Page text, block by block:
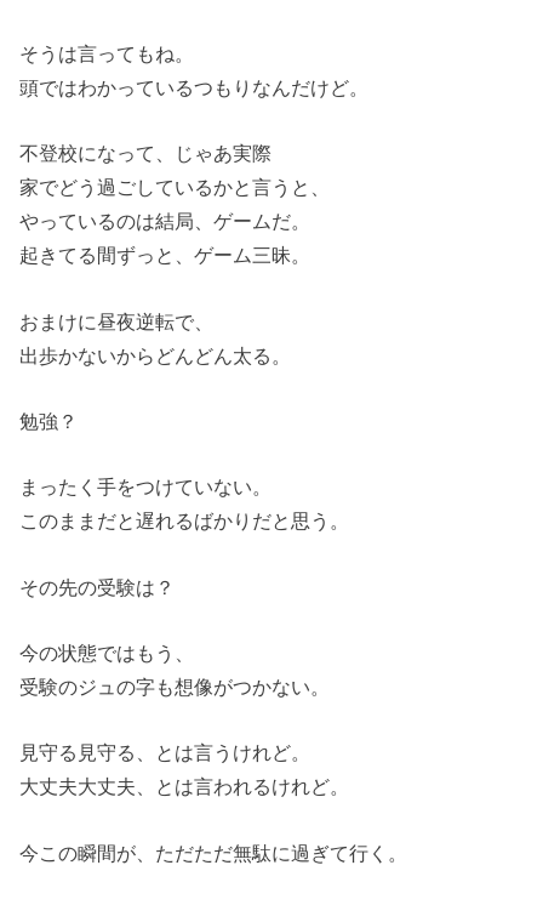
そうは言ってもね。
頭ではわかっているつもりなんだけど。
不登校になって、じゃあ実際
家でどう過ごしているかと言うと、
やっているのは結局、ゲームだ。
起きてる間ずっと、ゲーム三昧。
おまけに昼夜逆転で、
出歩かないからどんどん太る。
勉強？
まったく手をつけていない。
このままだと遅れるばかりだと思う。
その先の受験は？
今の状態ではもう、
受験のジュの字も想像がつかない。
見守る見守る、とは言うけれど。
大丈夫大丈夫、とは言われるけれど。
今この瞬間が、ただただ無駄に過ぎて行く。